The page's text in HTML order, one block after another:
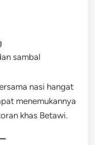
sambal
nasi hangat
menemukannya
khas Betawi.